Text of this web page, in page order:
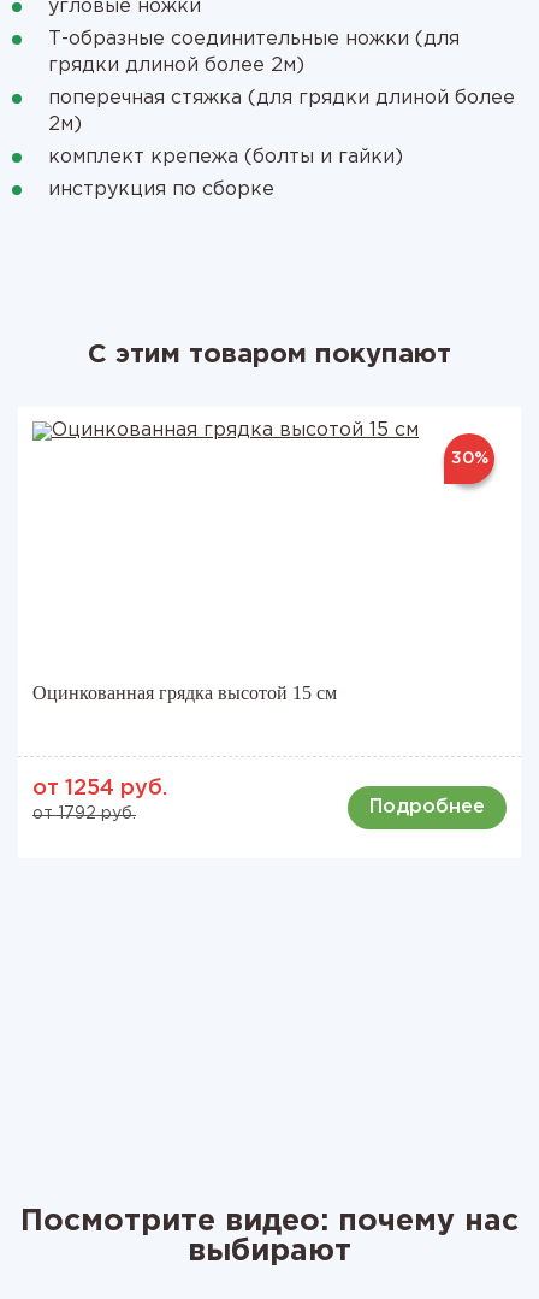
угловые ножки
Т-образные соединительные ножки (для
грядки длиной более 2м)
поперечная стяжка (для грядки длиной более
2м)
комплект крепежа (болты и гайки)
инструкция по сборке
С этим товаром покупают
30%
Оцинкованная грядка высотой 15 см
от 1254 руб.
от 1792 руб. Подробнее
Посмотрите видео: почему нас
выбирают